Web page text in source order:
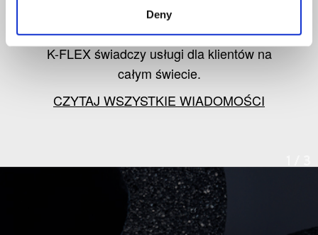
Deny
Śledź informacje o najnowszych
produktach, rynku izolacji oraz o tym, jak
K-FLEX świadczy usługi dla klientów na
całym świecie.
CZYTAJ WSZYSTKIE WIADOMOŚCI